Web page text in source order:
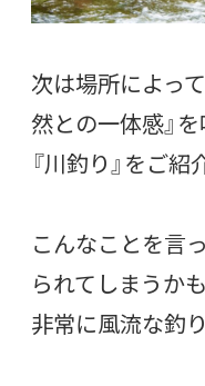
次は場所によっ
然との一体感』
『川釣り』をご紹
こんなことを言
られてしまうか
非常に風流な釣